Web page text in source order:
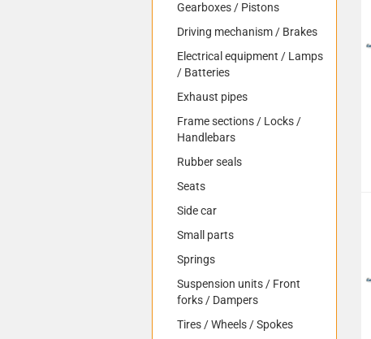
Gearboxes / Pistons
Driving mechanism / Brakes
Electrical equipment / Lamps
/ Batteries
Exhaust pipes
Frame sections / Locks /
Handlebars
Rubber seals
Seats
Side car
Small parts
Springs
Suspension units / Front
forks / Dampers
Tires / Wheels / Spokes